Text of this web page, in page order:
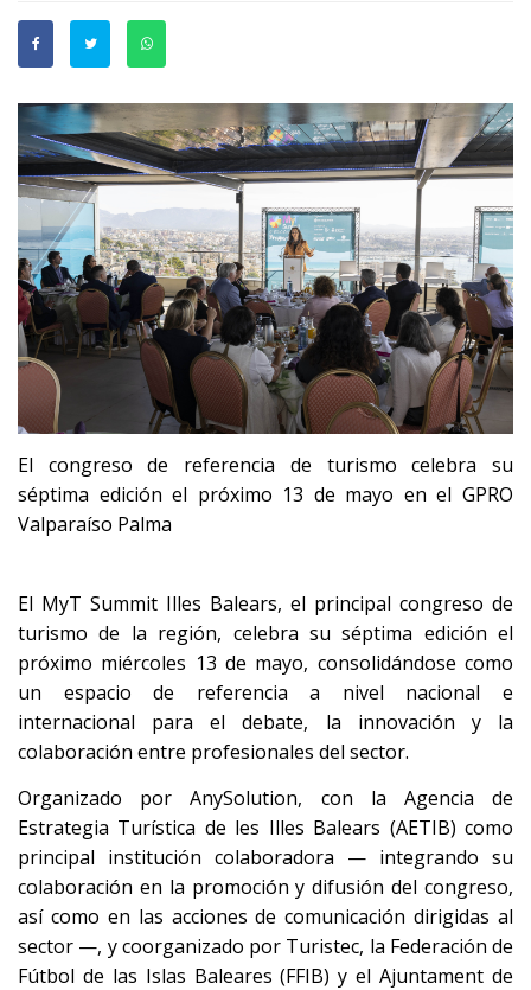
El congreso de referencia de turismo celebra su
séptima edición el próximo 13 de mayo en el GPRO
Valparaíso Palma
El MyT Summit Illes Balears, el principal congreso de
turismo de la región, celebra su séptima edición el
próximo miércoles 13 de mayo, consolidándose como
un espacio de referencia a nivel nacional e
internacional para el debate, la innovación y la
colaboración entre profesionales del sector.
Organizado por AnySolution, con la Agencia de
Estrategia Turística de les Illes Balears (AETIB) como
principal institución colaboradora — integrando su
colaboración en la promoción y difusión del congreso,
así como en las acciones de comunicación dirigidas al
sector —, y coorganizado por Turistec, la Federación de
Fútbol de las Islas Baleares (FFIB) y el Ajuntament de